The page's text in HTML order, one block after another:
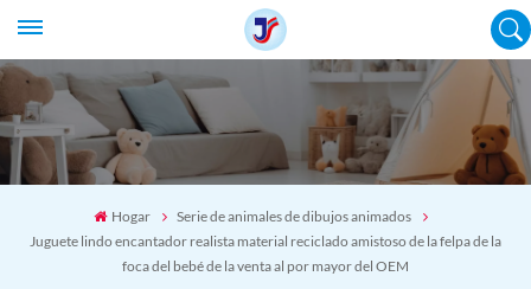
Hogar
Serie de animales de dibujos animados
Juguete lindo encantador realista material reciclado amistoso de la felpa de la
foca del bebé de la venta al por mayor del OEM